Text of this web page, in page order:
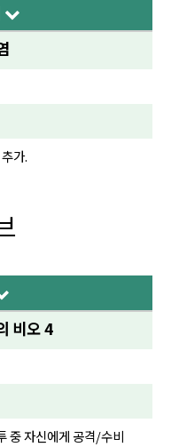
가.
비오 4
중 자신에게 공격/수비